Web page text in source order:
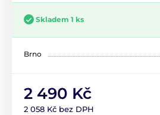
Skladem 1 ks
Brno
2 490 Kč
2 058 Kč bez DPH